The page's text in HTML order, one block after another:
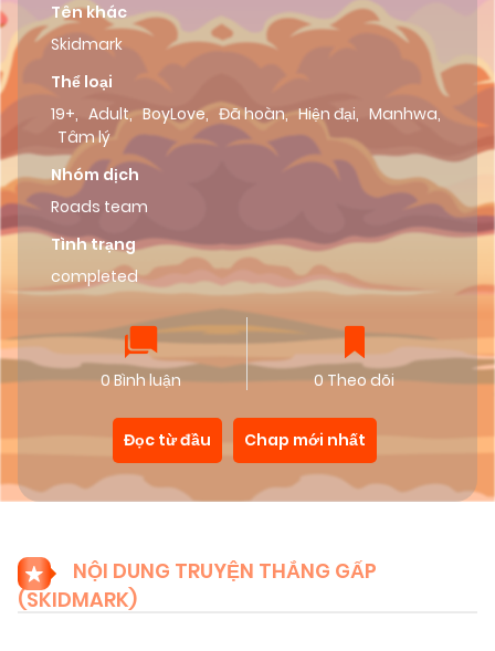
Tên khác
Skidmark
Thể loại
19+, Adult, BoyLove, Đã hoàn, Hiện đại, Manhwa,
Tâm lý
Nhóm dịch
Roads team
Tình trạng
completed
0 Bình luận 0 Theo dõi
Đọc từ đầu Chap mới nhất
NỘI DUNG TRUYỆN THẮNG GẤP
(SKIDMARK)